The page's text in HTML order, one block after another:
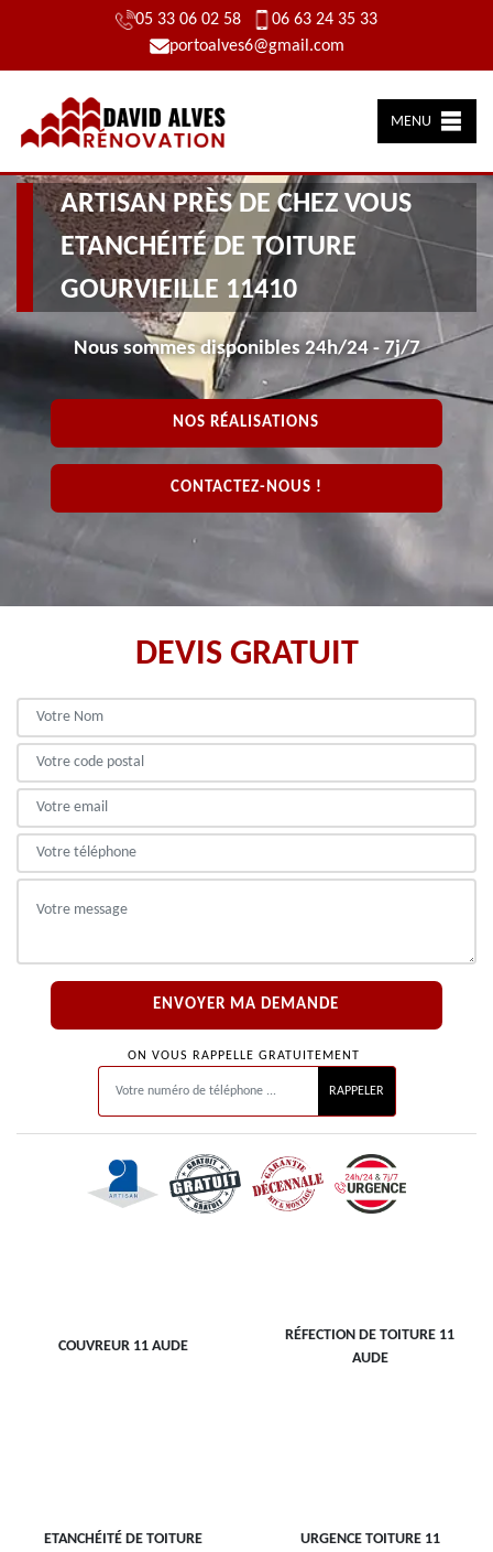
05 33 06 02 58
06 63 24 35 33
portoalves6@gmail.com
MENU
ARTISAN PRÈS DE CHEZ VOUS
ETANCHÉITÉ DE TOITURE
GOURVIEILLE 11410
Nous sommes disponibles 24h/24 - 7j/7
NOS RÉALISATIONS
CONTACTEZ-NOUS !
DEVIS GRATUIT
ON VOUS RAPPELLE GRATUITEMENT
COUVREUR 11 AUDE
RÉFECTION DE TOITURE 11
AUDE
ETANCHÉITÉ DE TOITURE
URGENCE TOITURE 11